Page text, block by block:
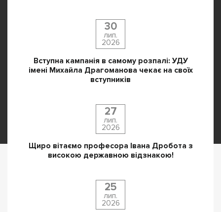
30
лип.
2026
Вступна кампанія в самому розпалі: УДУ
імені Михайла Драгоманова чекає на своїх
вступників
27
лип.
2026
Щиро вітаємо професора Івана Дробота з
високою державною відзнакою!
25
лип.
2026